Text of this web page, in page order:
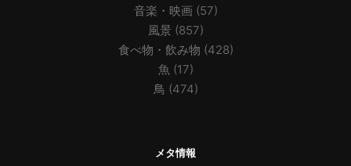
音楽・映画 (57)
風景(857)
食べ物・飲み物 (428)
魚 (17)
鳥 (474)
メタ情報